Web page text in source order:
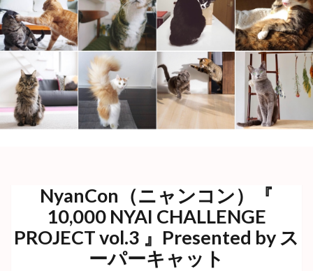
NyanCon（ニャンコン）『
10,000 NYAI CHALLENGE
PROJECT vol.3 』Presented by ス
ーパーキャット